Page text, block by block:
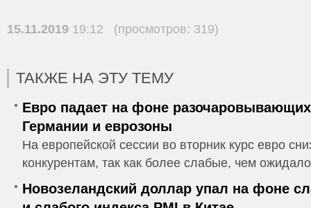
15.11.2019 19:12 (просмотров: 319)
ТАКЖЕ НА ЭТУ ТЕМУ
Евро падает на фоне
Германии и еврозоны
На европейской сессии во вторник курс евро
конкурентам, так как более слабые, чем
Новозеландский доллар упал на фоне